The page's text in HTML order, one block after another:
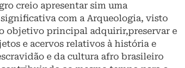
creio apresentar sim uma
com a Arqueologia, visto
objetivo principal adquirir,preservar e
e acervos relativos à história e
e da cultura afro brasileiro